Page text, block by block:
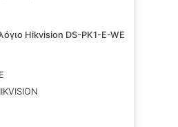
Hikvision DS-PK1-E-WE